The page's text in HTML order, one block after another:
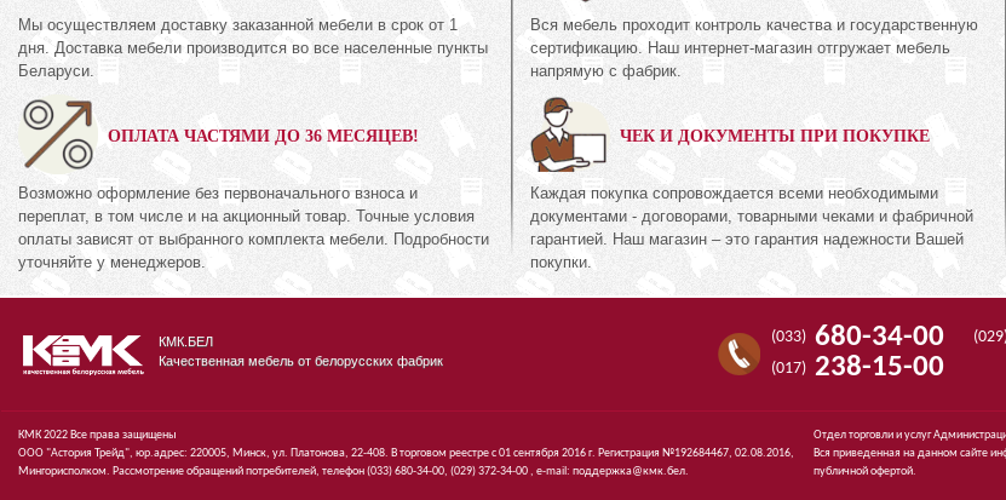
Мы осуществляем доставку заказанной мебели в срок от 1
дня. Доставка мебели производится во все населенные пункты
Беларуси.
ОПЛАТА ЧАСТЯМИ ДО 36 МЕСЯЦЕВ!
Возможно оформление без первоначального взноса и
переплат, в том числе и на акционный товар. Точные условия
оплаты зависят от выбранного комплекта мебели. Подробности
уточняйте у менеджеров.
Вся мебель проходит контроль качества и государственную
сертификацию. Наш интернет-магазин отгружает мебель
напрямую с фабрик.
ЧЕК И ДОКУМЕНТЫ ПРИ ПОКУПКЕ
Каждая покупка сопровождается всеми необходимыми
документами - договорами, товарными чеками и фабричной
гарантией. Наш магазин – это гарантия надежности Вашей
покупки.
руб. 360
Комод
КМК 0435.2
Коллекция «Амелия Орех
894
Шкаф с витриной
Коллекция
511руб.
КМК.БЕЛ
Качественная мебель от белорусских фабрик
(033) 680-34-00
(017) 238-15-00
КМК 2022 Все права защищены
ООО "Астория Трейд", юр.адрес: 220005, Минск, ул. Платонова, 22-408. В торговом реестре с 01 сентября 2016 г. Регистрация №192684467, 02.08.2016,
Мингорисполком. Рассмотрение обращений потребителей, телефон(033)680-34-00, (029)372-34-00 , e-mail: поддержка@кмк.бел.
Отдел торговли и услуг
Вся приведенная на данном сайте
публичной офертой.